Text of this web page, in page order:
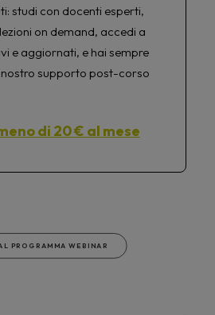
studi con docenti esperti,
on demand, accedi a
e aggiornati, e hai sempre
nostro supporto post-corso
di 20 € al mese
PROGRAMMA WEBINAR